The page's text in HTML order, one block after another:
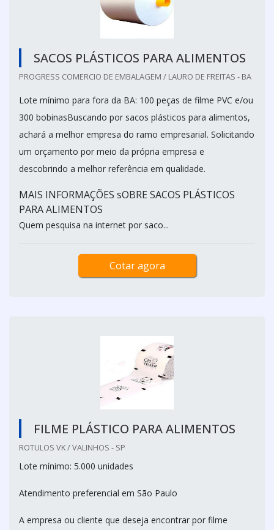
SACOS PLÁSTICOS PARA ALIMENTOS
PROGRESS COMERCIO DE EMBALAGEM / LAURO DE FREITAS - BA
Lote mínimo para fora da BA: 100 peças de filme PVC e/ou
300 bobinasBuscando por sacos plásticos para alimentos,
achará a melhor empresa do ramo empresarial. Solicitando
um orçamento por meio da própria empresa e
descobrindo a melhor referência em qualidade.
MAIS INFORMAÇÕES sOBRE SACOS PLÁSTICOS
PARA ALIMENTOS
Quem pesquisa na internet por saco...
Cotar agora
FILME PLÁSTICO PARA ALIMENTOS
ROTULOS VK / VALINHOS - SP
Lote mínimo: 5.000 unidades
Atendimento preferencial em São Paulo
A empresa ou cliente que deseja encontrar por filme